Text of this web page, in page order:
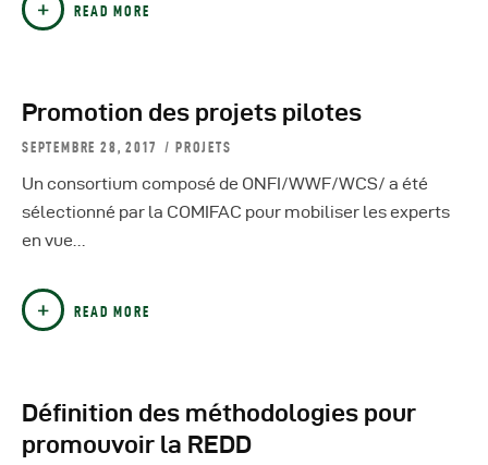
READ MORE
Promotion des projets pilotes
SEPTEMBRE 28, 2017 PROJETS
Un consortium composé de ONFI/WWF/WCS/ a été
sélectionné par la COMIFAC pour mobiliser les experts
en vue…
READ MORE
Définition des méthodologies pour
promouvoir la REDD